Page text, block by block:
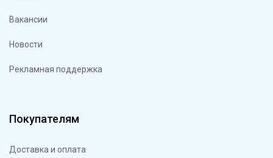
Вакансии
Новости
Рекламная поддержка
Покупателям
Доставка и оплата